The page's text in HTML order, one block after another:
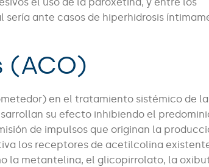
ante casos de hiperhidrosis
(ACO)
en el tratamiento sistémico de la
su efecto inhibiendo el
de impulsos que originan la
los receptores de acetilcolina
la metantelina, el glicopirrolato, la